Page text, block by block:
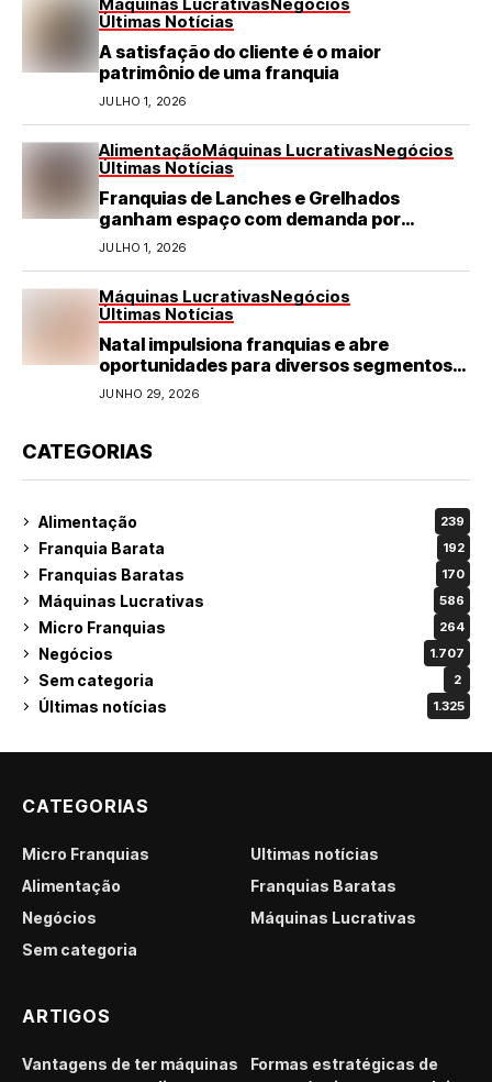
Máquinas LucrativasNegócios
Últimas Notícias
A satisfação do cliente é o maior
patrimônio de uma franquia
JULHO 1, 2026
AlimentaçãoMáquinas LucrativasNegócios
Últimas Notícias
Franquias de Lanches e Grelhados
ganham espaço com demanda por
refeições rápidas e de qualidade
JULHO 1, 2026
Máquinas LucrativasNegócios
Últimas Notícias
Natal impulsiona franquias e abre
oportunidades para diversos segmentos
do varejo
JUNHO 29, 2026
CATEGORIAS
Alimentação 239
Franquia Barata 192
Franquias Baratas 170
Máquinas Lucrativas 586
Micro Franquias 264
Negócios 1.707
Sem categoria 2
Últimas notícias 1.325
CATEGORIAS
Micro Franquias
Últimas notícias
Alimentação
Franquias Baratas
Negócios
Máquinas Lucrativas
Sem categoria
ARTIGOS
Vantagens de ter máquinas
Formas estratégicas de